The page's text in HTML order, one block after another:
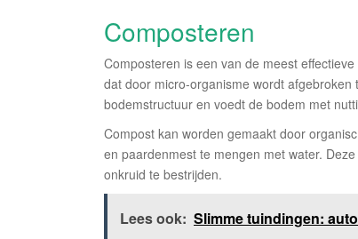
Composteren
Composteren is een van de meest
dat door micro-organisme wordt
bodemstructuur en voedt de bodem met
Compost kan worden gemaakt door
en paardenmest te mengen met water.
onkruid te bestrijden.
Lees ook: Slimme tuindingen: